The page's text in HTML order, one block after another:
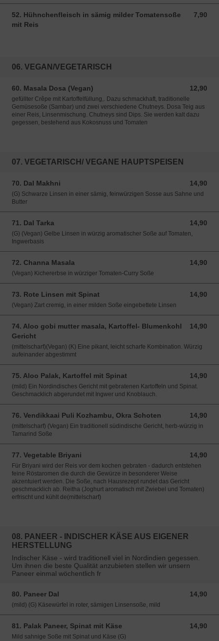
52. Hühnchenfleisch in sämig milder Tomatensoße
mit Reis
7,90
7,90 EUR
06. VEGAN/VEGETARISCH
60. Masala Dosa (Vegan) 12,90
12,90 EUR
gefüllter Crêpe mit Kartoffelfüllung,. Dazu schmackhaft, traditionelle
Gemüsesoße (Sambar) und zwei verschiedene Chutneys. Dosa Teig aus
einer Reis, Linsenmischung. Chutneys sind Dips. Sie werden kalt dazu
gegessen, bestehend aus Kokosnuss und Tomaten
07. VEGETARISCH/ VEGANE HAUPTSPEISEN
70. Dal Makhni 14,90
14,90 EUR
(G) Schwarze Linsen in einer sämig, feinwürzigen Sosse aus Sahne und
Butter
71. Dal Tarka 14,90
14,90 EUR
(G) (Vegan) Gelbe Linsen in würzig aromatischer Soße auf Tomaten,
Ingwerbasis
72. Channa Masala 14,90
14,90 EUR
(Vegan) Kichererbse in würziger Tomaten-Curry Soße
73. Rote Linsen mit Spinat 14,90
14,90 EUR
(Vegan) Zart cremig, in einer milden Soße eingebettete Linsen
74. Aloo gobi mutter masala, Kartoffel- Blumenkohl
Gericht
14,90
14,90 EUR
(mittelscharf)(Vegan) (K) Eine pikant, leicht scharfe Kombination. Würzig
aufeinander abgestimmt
75. Aloo Palak, Kartoffel mit Spinat 14,90
14,90 EUR
(mild) Ein Nordindisches Gericht mit gebratenen Kartoffeln und Spinat.
Geschmacklich abgerundet mit Ingwer und Knoblauch.
76. Vendikkaai Puli Kozhambu, Okra Schoten 14,90
14,90 EUR
(mittelscharf) (Vegan) Ein traditionell südindische Gericht, herb-würzig in
Tamarind Soße
77. Vegetable Briyani 14,90
14,90 EUR
Für Briyani wird der Reis vor dem kochen gebraten - dadurch entstehen
feine Röstaromen die durch die Gewürze in besonderer Weise
akzentuiert werden. Die Soße, nach Hausrezept rundet das Gericht
geschmacklich ab. Reitha (Joghurt aromatisch mit Zwiebel und Tomaten)
erfrischt und kühlt de(mittelscharf)
08. PANEER - INDISCHER KÄSE AUS EIGENER
HERSTELLUNG
Indischer Käse - wird traditionell viel in Nordindien gegessen.
Um ihnen die beste Qualität anzubieten stellen wir unsern
Paneer einmal wöchentlich fr
80. Paneer Dal 14,90
14,90 EUR
(mild) (G) Käsewürfel in roter, sämigen Linsensoße, mild
81. Palak Paneer, Spinat mit Käse 14,90
14,90 EUR
Mild sahnige Soße mit Spinat und Käse (G)